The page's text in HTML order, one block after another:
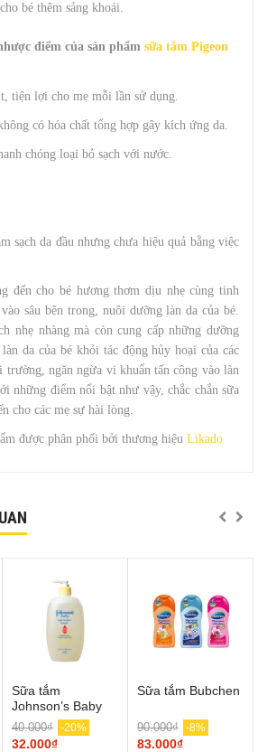
bé thêm sảng khoái.
điểm của sản phẩm sữa tắm Pigeon
tiện lợi cho mẹ mỗi lần sử dụng.
có hóa chất tổng hợp gây kích ứng da.
chóng loại bỏ sạch với nước.
sạch da đầu nhưng chưa hiệu quả bằng việc
đến cho bé hương thơm dịu nhẹ cùng tinh
sâu bên trong, nuôi dưỡng làn da của bé.
nhẹ nhàng mà còn cung cấp những dưỡng
da của bé khỏi tác động hủy hoại của các
trường, ngăn ngừa vi khuẩn tấn công vào làn
những điểm nổi bật như vậy, chắc chắn sữa
cho các mẹ sự hài lòng.
được phân phối bởi thương hiệu Likado
Sữa tắm
Johnson’s Baby
40.000₫ -20%
32.000₫
Sữa tắm Bubchen
90.000₫ -8%
83.000₫